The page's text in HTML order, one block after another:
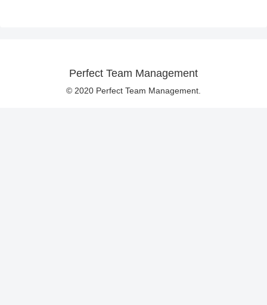
Perfect Team Management
© 2020 Perfect Team Management.